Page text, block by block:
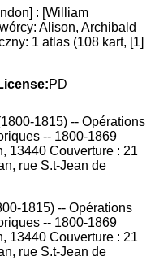
: [William
Alison, Archibald
1 atlas (108 kart, [1]
PD
1815) -- Opérations
-- 1800-1869
13440 Couverture : 21
rue S.t-Jean de